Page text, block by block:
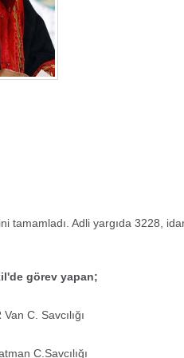
tamamladı. Adli yargıda 3228,
görev yapan;
C. Savcılığı
C.Savcılığı